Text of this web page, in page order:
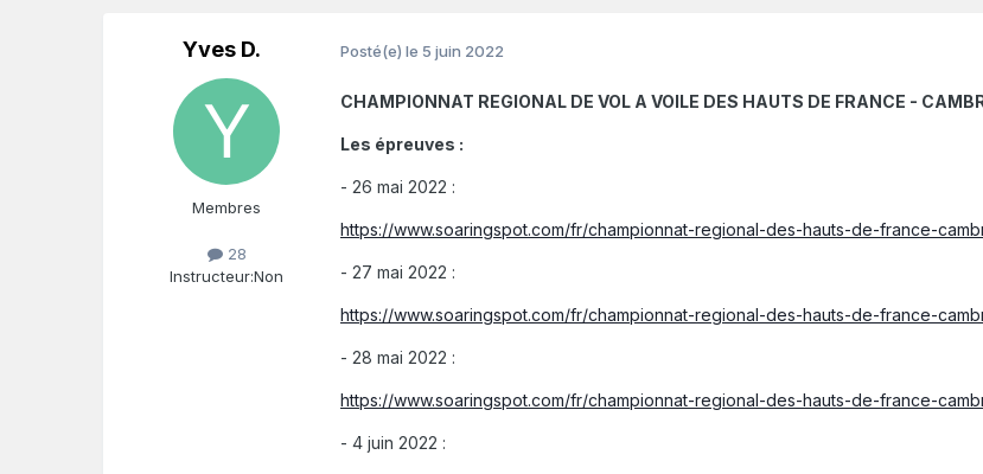
Yves D.
Membres
28
Instructeur:Non
Posté(e) le 5 juin 2022
CHAMPIONNAT REGIONAL DE VOL A VOILE DES HAUTS DE FRANCE -
Les épreuves :
- 26 mai 2022 :
https://www.soaringspot.com/fr/championnat-regional-des-hauts-de-france-
- 27 mai 2022 :
https://www.soaringspot.com/fr/championnat-regional-des-hauts-de-france-
- 28 mai 2022 :
https://www.soaringspot.com/fr/championnat-regional-des-hauts-de-france-
- 4 juin 2022 :